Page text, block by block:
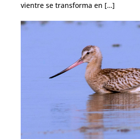
vientre se transforma en […]